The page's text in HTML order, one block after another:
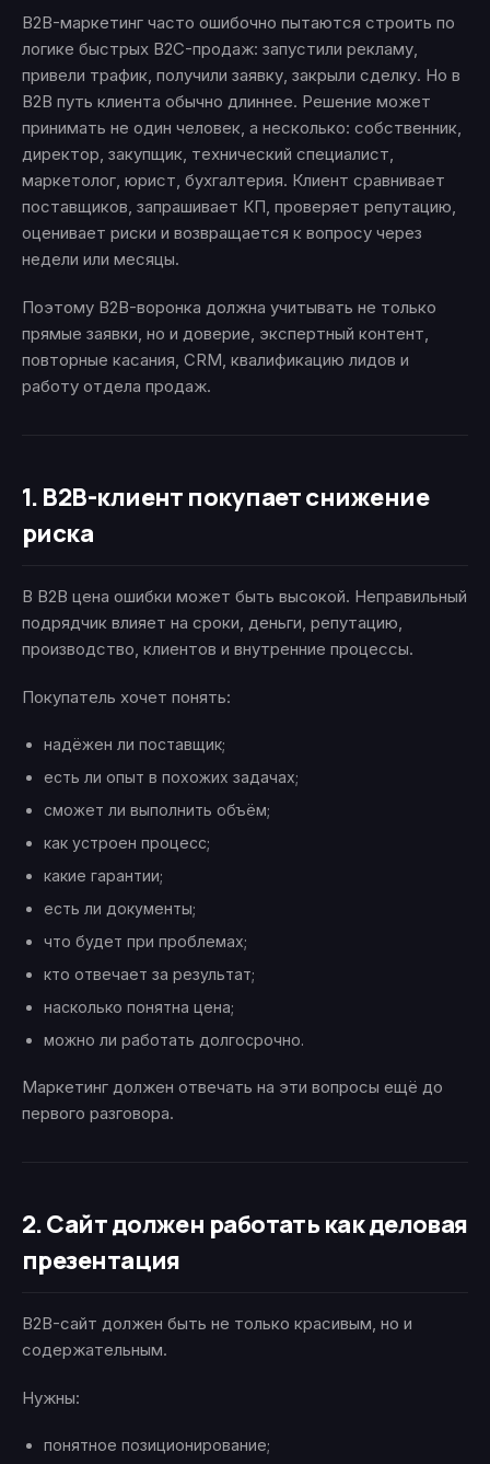
B2B-маркетинг часто ошибочно пытаются строить по
логике быстрых B2C-продаж: запустили рекламу,
привели трафик, получили заявку, закрыли сделку. Но в
B2B путь клиента обычно длиннее. Решение может
принимать не один человек, а несколько: собственник,
директор, закупщик, технический специалист,
маркетолог, юрист, бухгалтерия. Клиент сравнивает
поставщиков, запрашивает КП, проверяет репутацию,
оценивает риски и возвращается к вопросу через
недели или месяцы.
Поэтому B2B-воронка должна учитывать не только
прямые заявки, но и доверие, экспертный контент,
повторные касания, CRM, квалификацию лидов и
работу отдела продаж.
1. B2B-клиент покупает снижение
риска
В B2B цена ошибки может быть высокой. Неправильный
подрядчик влияет на сроки, деньги, репутацию,
производство, клиентов и внутренние процессы.
Покупатель хочет понять:
надёжен ли поставщик;
есть ли опыт в похожих задачах;
сможет ли выполнить объём;
как устроен процесс;
какие гарантии;
есть ли документы;
что будет при проблемах;
кто отвечает за результат;
насколько понятна цена;
можно ли работать долгосрочно.
Маркетинг должен отвечать на эти вопросы ещё до
первого разговора.
2. Сайт должен работать как деловая
презентация
B2B-сайт должен быть не только красивым, но и
содержательным.
Нужны:
понятное позиционирование;